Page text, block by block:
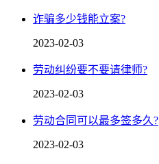
诈骗多少钱能立案?
2023-02-03
劳动纠纷要不要请律师?
2023-02-03
劳动合同可以最多签多久?
2023-02-03